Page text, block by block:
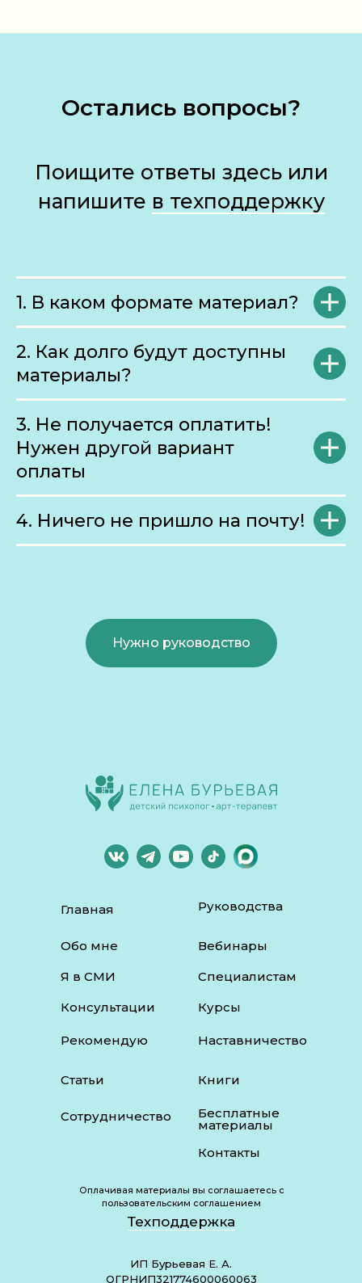
Остались вопросы?
Поищите ответы здесь или
напишите в техподдержку
1. В каком формате материал?
2. Как долго будут доступны
материалы?
3. Не получается оплатить!
Нужен другой вариант
оплаты
4. Ничего не пришло на почту!
Нужно руководство
Главная
Обо мне
Я в СМИ
Консультации
Рекомендую
Статьи
Сотрудничество
Контакты
Руководства
Вебинары
Курсы
Наставничество
Книги
Бесплатные
материалы
ИП Бурьевая Е. А.
ОГРНИП321774600060063
Техподдержка
Специалистам
Оплачивая материалы вы соглашаетесь с
пользовательским соглашением